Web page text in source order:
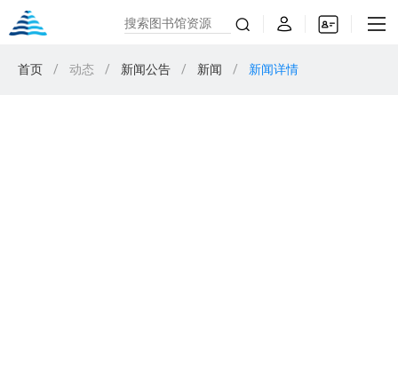
首页 / 动态 / 新闻公告 / 新闻 / 新闻详情